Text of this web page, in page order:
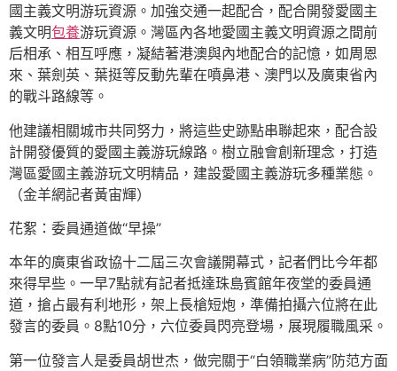
國主義文明游玩資源。加強交通一起配合，配合開發愛國主
義文明包養游玩資源。灣區內各地愛國主義文明資源之間前
后相承、相互呼應，凝結著港澳與內地配合的記憶，如周恩
來、葉劍英、葉挺等反動先輩在噴鼻港、澳門以及廣東省內
的戰斗路線等。
他建議相關城市共同努力，將這些史跡點串聯起來，配合設
計開發優質的愛國主義游玩線路。樹立融會創新理念，打造
灣區愛國主義游玩文明精品，建設愛國主義游玩多種業態。
（金羊網記者黃宙輝）
花絮：委員通道做“早操”
本年的廣東省政協十二屆三次會議開幕式，記者們比今年都
來得早些。一早7點就有記者抵達珠島賓館年夜堂的委員通
道，搶占最有利地形，架上長槍短炮，準備拍攝六位將在此
發言的委員。8點10分，六位委員閃亮登場，展現履職風采。
第一位發言人是委員胡世杰，做完關于“白領職業病”防范方面